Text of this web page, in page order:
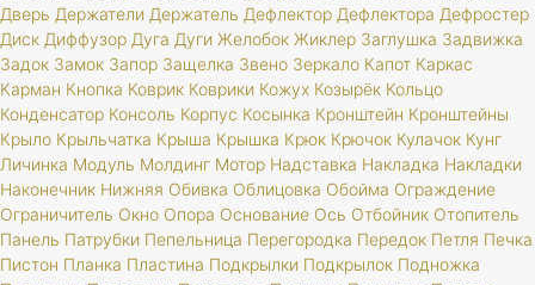
Дверь Держатели Держатель Дефлектор Дефлектора Дефростер
Диск Диффузор Дуга Дуги Желобок Жиклер Заглушка Задвижка
Задок Замок Запор Защелка Звено Зеркало Капот Каркас
Карман Кнопка Коврик Коврики Кожух Козырёк Кольцо
Конденсатор Консоль Корпус Косынка Кронштейн Кронштейны
Крыло Крыльчатка Крыша Крышка Крюк Крючок Кулачок Кунг
Личинка Модуль Молдинг Мотор Надставка Накладка Накладки
Наконечник Нижняя Обивка Облицовка Обойма Ограждение
Ограничитель Окно Опора Основание Ось Отбойник Отопитель
Панель Патрубки Пепельница Перегородка Передок Петля Печка
Пистон Планка Пластина Подкрылки Подкрылок Подножка